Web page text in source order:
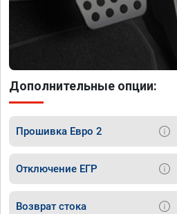
Дополнительные опции:
Прошивка Евро 2
Отключение ЕГР
Возврат стока